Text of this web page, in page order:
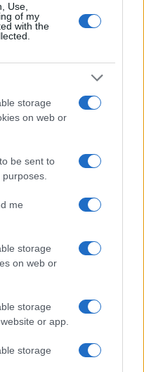
Use,
of my
with the
storage
on web or
be sent to
me
storage
on web or
storage
or app.
storage
tra ideale e